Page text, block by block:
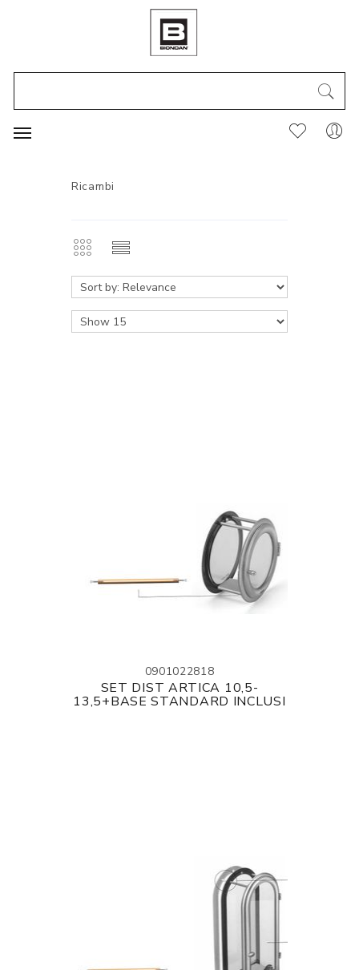
Ricambi
0901022818
SET DIST ARTICA 10,5-
13,5+BASE STANDARD INCLUSI